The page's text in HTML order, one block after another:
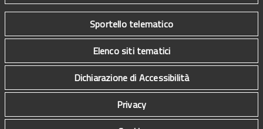
Sportello telematico
Elenco siti tematici
Dichiarazione di Accessibilità
Privacy